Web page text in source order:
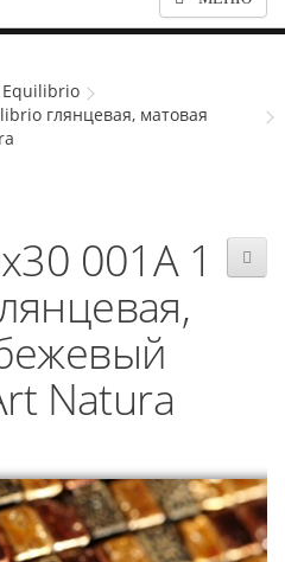
Equilibrio
глянцевая, матовая
001A 1
Natura